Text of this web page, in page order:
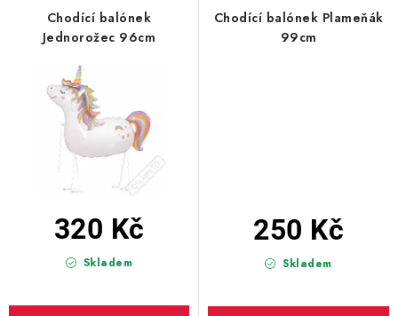
PIŇATY
ROZLUČKA SE SVOBODOU
STUHY A MAŠLE
SEZÓNNÍ SVÁTKY
VYSTŘELOVACÍ KONFETY
Chodící balónek
Jednorožec 96cm
Skladem
320 Kč
Chodící balónek Plameňák
99cm
Skladem
250 Kč